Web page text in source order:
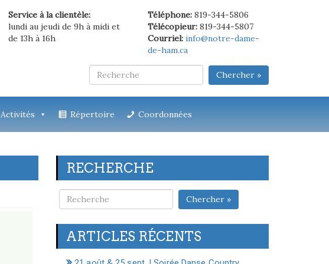
Service à la clientèle:
lundi au jeudi de 9h à midi et
de 13h à 16h
Téléphone:819-344-5806
Télécopieur:819-344-5807
Courriel: info@notre-dame-
de-ham.ca
Chercher »
Activités Répertoire Coordonnées
RECHERCHE
Chercher »
ARTICLES RÉCENTS